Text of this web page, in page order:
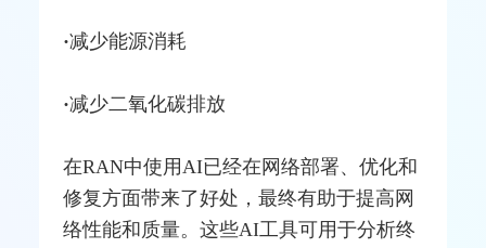
·减少能源消耗
·减少二氧化碳排放
在RAN中使用AI已经在网络部署、优化和
修复方面带来了好处，最终有助于提高网
络性能和质量。这些AI工具可用于分析终